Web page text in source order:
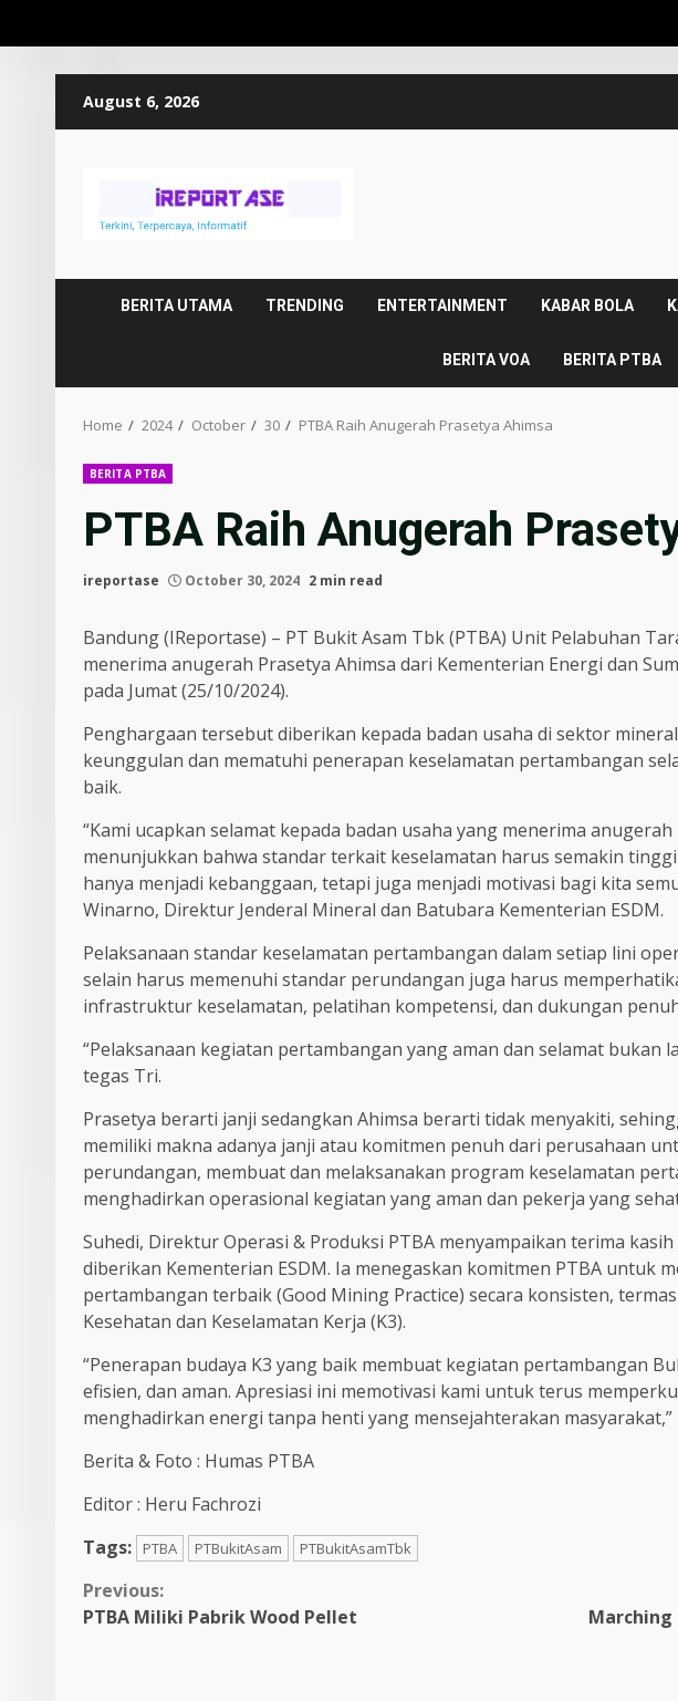
August 6, 2026
BERITA UTAMA TRENDING ENTERTAINMENT KABAR BOLA
BERITA VOA BERITA PTBA
Home 2024 October 30 PTBA Raih Anugerah Prasetya Ahimsa
BERITA PTBA
PTBA Raih Anugerah
ireportase October 30, 2024 2 min read
Bandung (IReportase) – PT Bukit Asam Tbk (PTBA) Unit Pelabuhan
menerima anugerah Prasetya Ahimsa dari Kementerian Energi dan
pada Jumat (25/10/2024).
Penghargaan tersebut diberikan kepada badan usaha di sektor
keunggulan dan mematuhi penerapan keselamatan pertambangan
baik.
“Kami ucapkan selamat kepada badan usaha yang menerima
menunjukkan bahwa standar terkait keselamatan harus semakin
hanya menjadi kebanggaan, tetapi juga menjadi motivasi bagi kita
Winarno, Direktur Jenderal Mineral dan Batubara Kementerian ESDM.
Pelaksanaan standar keselamatan pertambangan dalam setiap lini
selain harus memenuhi standar perundangan juga harus
infrastruktur keselamatan, pelatihan kompetensi, dan dukungan
“Pelaksanaan kegiatan pertambangan yang aman dan selamat bukan
tegas Tri.
Prasetya berarti janji sedangkan Ahimsa berarti tidak menyakiti,
memiliki makna adanya janji atau komitmen penuh dari perusahaan
perundangan, membuat dan melaksanakan program keselamatan
menghadirkan operasional kegiatan yang aman dan pekerja yang
Suhedi, Direktur Operasi & Produksi PTBA menyampaikan terima
diberikan Kementerian ESDM. Ia menegaskan komitmen PTBA untuk
pertambangan terbaik (Good Mining Practice) secara konsisten,
Kesehatan dan Keselamatan Kerja (K3).
“Penerapan budaya K3 yang baik membuat kegiatan pertambangan
efisien, dan aman. Apresiasi ini memotivasi kami untuk terus
menghadirkan energi tanpa henti yang mensejahterakan masyarakat,”
Berita & Foto : Humas PTBA
Editor : Heru Fachrozi
Tags:
PTBA PTBukitAsam PTBukitAsamTbk
Continue
Previous:
PTBA Miliki Pabrik Wood Pellet
Marching